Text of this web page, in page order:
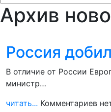
Архив
Россия
В отличие от России
министр…
читать... Комментариев